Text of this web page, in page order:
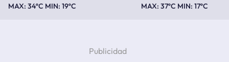
34ºC 19ºC 37ºC 17ºC